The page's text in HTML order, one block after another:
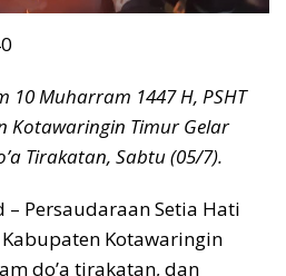
10 Muharram 1447 H, PSHT
Kotawaringin Timur Gelar
Tirakatan, Sabtu (05/7).
– Persaudaraan Setia Hati
Kabupaten Kotawaringin
do’a tirakatan, dan